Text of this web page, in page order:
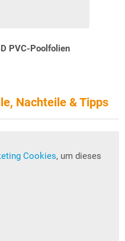
PVC-Poolfolien
Nachteile & Tipps
Cookies, um dieses